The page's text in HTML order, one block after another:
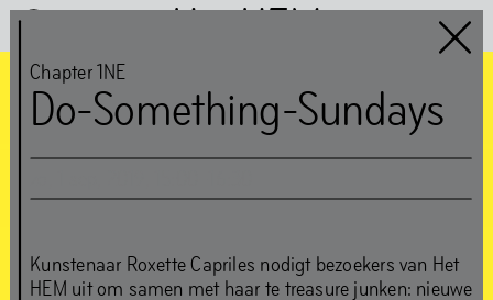
Het HEM
Chapter 1NE
Gast:
Edson Sabajo &
Guillaume Schmidt
Chapter 1NE
Do-Something-Sundays
Kunstenaar Roxette Capriles nodigt bezoekers van Het
HEM uit om samen met haar te treasure junken: nieuwe